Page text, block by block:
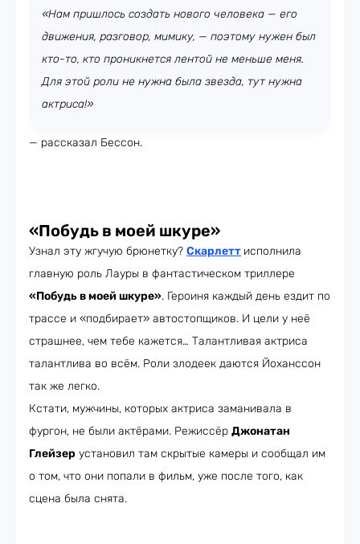
«Нам пришлось создать нового человека — его
движения, разговор, мимику, — поэтому нужен был
кто-то, кто проникнется лентой не меньше меня.
Для этой роли не нужна была звезда, тут нужна
актриса!»
— рассказал Бессон.
«Побудь в моей шкуре»
Узнал эту жгучую брюнетку? Скарлетт исполнила
главную роль Лауры в фантастическом триллере
«Побудь в моей шкуре». Героиня каждый день ездит по
трассе и «подбирает» автостопщиков. И цели у неё
страшнее, чем тебе кажется… Талантливая актриса
талантлива во всём. Роли злодеек даются Йоханссон
так же легко.
Кстати, мужчины, которых актриса заманивала в
фургон, не были актёрами. Режиссёр Джонатан
Глейзер установил там скрытые камеры и сообщал им
о том, что они попали в фильм, уже после того, как
сцена была снята.